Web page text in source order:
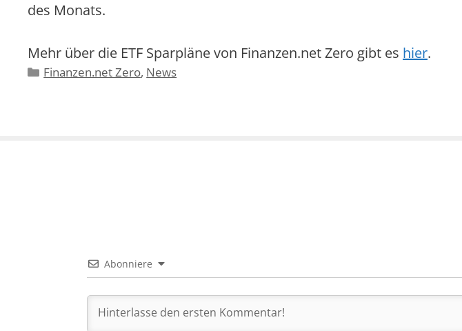
des Monats.
Mehr über die ETF Sparpläne von Finanzen.net Zero gibt es hier.
Kategorien
Finanzen.net Zero, News
Abonniere